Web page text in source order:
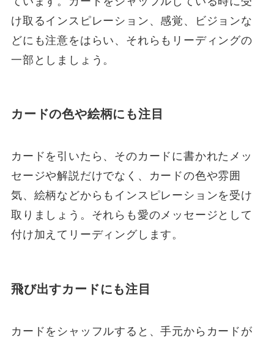
け取るインスピレーション、感覚、ビジョンな
どにも注意をはらい、それらもリーディングの
一部としましょう。
カードの色や絵柄にも注目
カードを引いたら、そのカードに書かれたメッ
セージや解説だけでなく、カードの色や雰囲
気、絵柄などからもインスピレーションを受け
取りましょう。それらも愛のメッセージとして
付け加えてリーディングします。
飛び出すカードにも注目
カードをシャッフルすると、手元からカードが